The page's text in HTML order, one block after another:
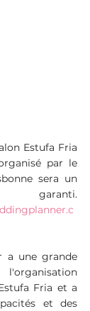
Estufa Fria
par le
sera un
a une grande
Fria et a
et des